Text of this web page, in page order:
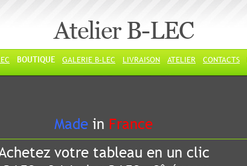
Atelier B-LEC
BOUTIQUE GALERIE B-LEC LIVRAISON ATELIER CONTACTS
in France
votre tableau en un clic